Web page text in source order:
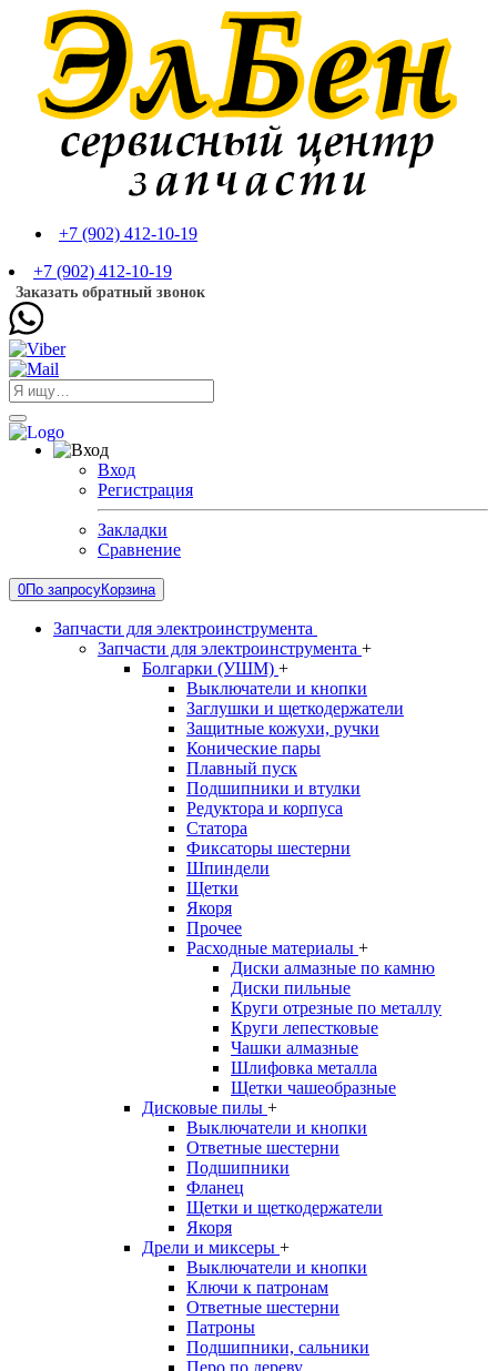
+7 (902) 412-10-19
+7 (902) 412-10-19
Заказать обратный звонок
Вход
Регистрация
Закладки
Сравнение
0По запросуКорзина
Запчасти для электроинструмента
Запчасти для электроинструмента +
Болгарки (УШМ) +
Выключатели и кнопки
Заглушки и щеткодержатели
Защитные кожухи, ручки
Конические пары
Плавный пуск
Подшипники и втулки
Редуктора и корпуса
Статора
Фиксаторы шестерни
Шпиндели
Щетки
Якоря
Прочее
Расходные материалы +
Диски алмазные по камню
Диски пильные
Круги отрезные по металлу
Круги лепестковые
Чашки алмазные
Шлифовка металла
Щетки чашеобразные
Дисковые пилы +
Выключатели и кнопки
Ответные шестерни
Подшипники
Фланец
Щетки и щеткодержатели
Якоря
Дрели и миксеры +
Выключатели и кнопки
Ключи к патронам
Ответные шестерни
Патроны
Подшипники, сальники